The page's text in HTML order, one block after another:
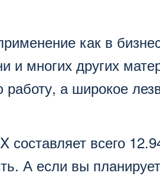
как в
и многих других
а широкое
всего
А если вы